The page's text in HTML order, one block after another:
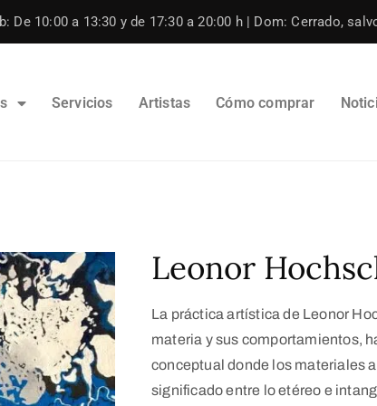
De 10:00 a 13:30 y de 17:30 a 20:00 h | Dom: Cerrado,
Servicios Artistas Cómo comprar
Leonor
La práctica artística de Leonor
materia y sus comportamientos,
conceptual donde los materiales
significado entre lo etéreo e